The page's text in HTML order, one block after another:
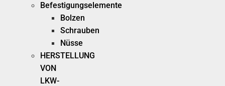
Befestigungselemente
Bolzen
Schrauben
Nüsse
HERSTELLUNG
VON
LKW-